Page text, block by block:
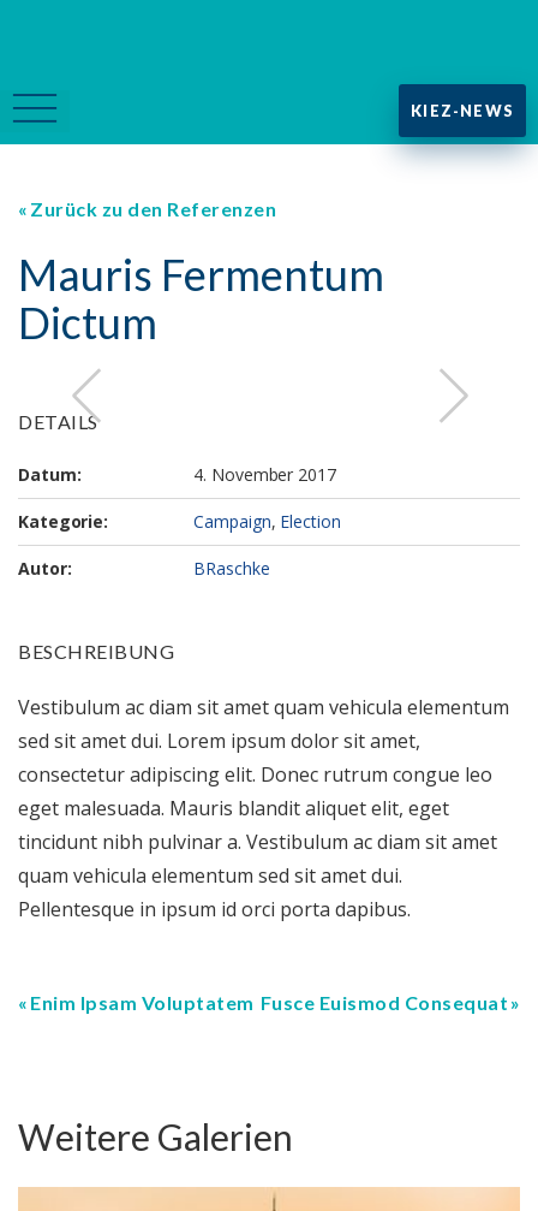
KIEZ-NEWS
Zurück zu den Referenzen
Mauris Fermentum
Dictum
DETAILS
Datum: 4. November 2017
Kategorie: Campaign, Election
Autor: BRaschke
BESCHREIBUNG
Vestibulum ac diam sit amet quam vehicula elementum
sed sit amet dui. Lorem ipsum dolor sit amet,
consectetur adipiscing elit. Donec rutrum congue leo
eget malesuada. Mauris blandit aliquet elit, eget
tincidunt nibh pulvinar a. Vestibulum ac diam sit amet
quam vehicula elementum sed sit amet dui.
Pellentesque in ipsum id orci porta dapibus.
Enim Ipsam Voluptatem Fusce Euismod Consequat
Weitere Galerien